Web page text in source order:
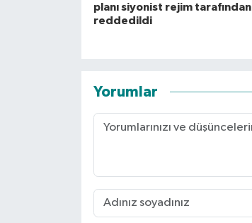
planı siyonist rejim tarafından
reddedildi
Yorumlar